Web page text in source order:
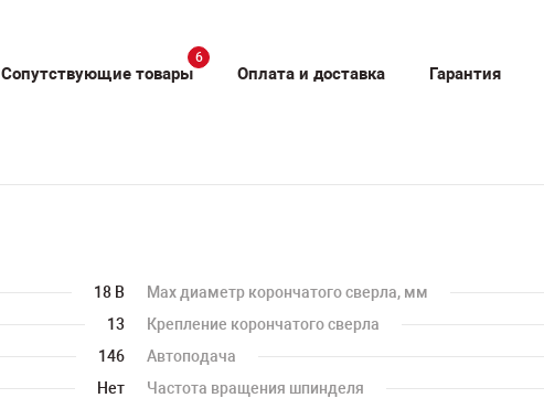
Сопутствующие товары
6
Оплата и доставка Гарантия
18 В Max диаметр корончатого сверла, мм
13 Крепление корончатого сверла
146 Автоподача
Нет Частота вращения шпинделя